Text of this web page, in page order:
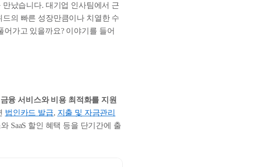
만났습니다. 대기업 인사팀에서 근
의 빠른 성장만큼이나 치열한 수
가고 있을까요? 이야기를 들어
융 서비스와 비용 최적화를 지원
법인카드 발급, 지출 및 자금관리
SaaS 할인 혜택 등을 단기간에 출